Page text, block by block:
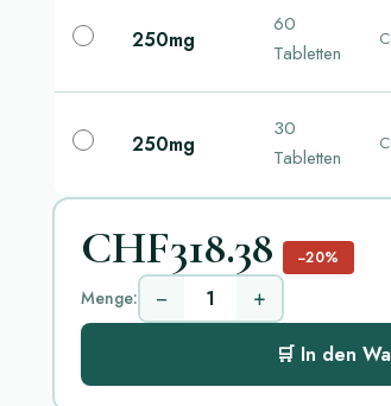
250mg
60
Tabletten
250mg
30
Tabletten
CHF318.38 −20%
Menge: − +
🛒 In den